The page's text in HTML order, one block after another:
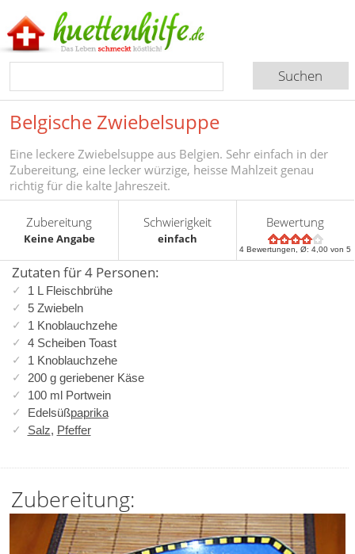
Belgische Zwiebelsuppe
Eine leckere Zwiebelsuppe aus Belgien. Sehr einfach in der
Zubereitung, eine lecker würzige, heisse Mahlzeit genau
richtig für die kalte Jahreszeit.
Zubereitung
Keine Angabe
Schwierigkeit
einfach
Bewertung
4 Bewertungen, Ø:4,00 von 5
Zutaten für 4 Personen:
1 L Fleischbrühe
5 Zwiebeln
1 Knoblauchzehe
4 Scheiben Toast
1 Knoblauchzehe
200 g geriebener Käse
100 ml Portwein
Edelsüßpaprika
Salz, Pfeffer
Zubereitung: